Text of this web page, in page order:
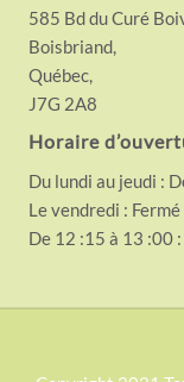
585 Bd du Curé
Boisbriand,
Québec,
J7G 2A8
Horaire
Du lundi au jeudi :
Le vendredi : Fermé
De 12 :15 à 13 :00